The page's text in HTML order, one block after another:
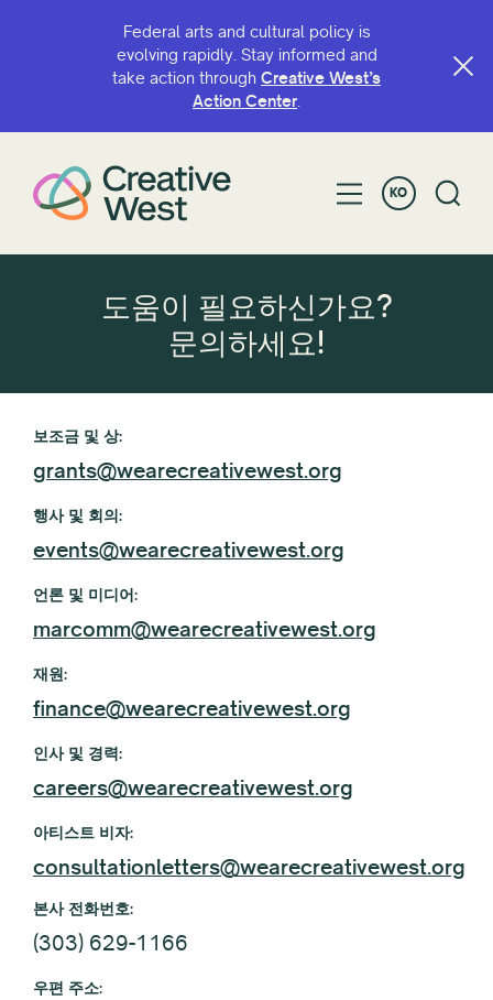
Federal arts and cultural policy is
evolving rapidly. Stay informed and
take action through Creative West’s
Action Center.
KO
도움이 필요하신가요?
문의하세요!
보조금 및 상:
grants@wearecreativewest.org
행사 및 회의:
events@wearecreativewest.org
언론 및 미디어:
marcomm@wearecreativewest.org
재원:
finance@wearecreativewest.org
인사 및 경력:
careers@wearecreativewest.org
아티스트 비자:
consultationletters@wearecreativewest.org
본사 전화번호:
(303) 629-1166
우편 주소: